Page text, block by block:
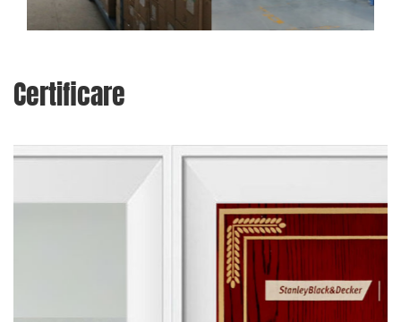
Certificare